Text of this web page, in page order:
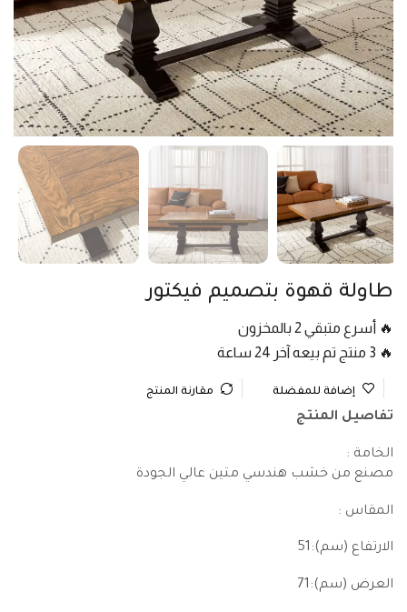
طاولة قهوة بتصميم فيكتور
🔥 أسرع متبقي 2 بالمخزون
🔥 3 منتج تم بيعه آخر 24 ساعة
إضافة للمفضلة مقارنة المنتج
تفاصيل المنتج
الخامة :
مصنع من خشب هندسي متين عالي الجودة
المقاس :
الارتفاع (سم):51
العرض (سم):71